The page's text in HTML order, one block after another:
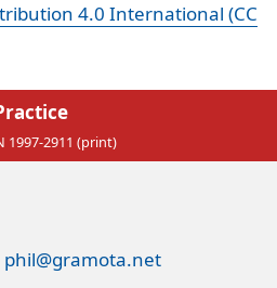
4.0 International (CC
1997-2911 (print)
phil@gramota.net